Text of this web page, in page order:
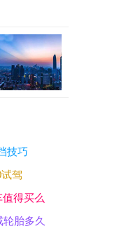
技巧
驾
得买么
胎多久